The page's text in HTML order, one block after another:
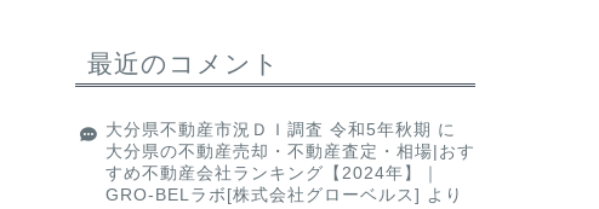
最近のコメント
大分県不動産市況ＤＩ調査 令和5年秋期 に
大分県の不動産売却・不動産査定・相場|おす
すめ不動産会社ランキング【2024年】｜
GRO-BELラボ[株式会社グローベルス]
より